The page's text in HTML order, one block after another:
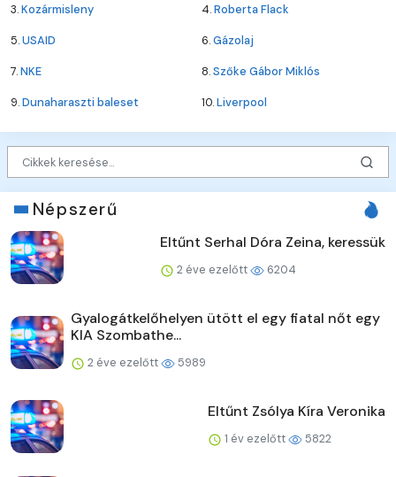
3.Kozármisleny 4.Roberta Flack
5.USAID 6.Gázolaj
7.NKE 8.Szőke Gábor Miklós
9.Dunaharaszti baleset 10.Liverpool
Népszerű
Eltűnt Serhal Dóra Zeina, keressük
2 éve ezelőtt 6204
Gyalogátkelőhelyen ütött el egy fiatal nőt egy
KIA Szombathe...
2 éve ezelőtt 5989
Eltűnt Zsólya Kíra Veronika
1 év ezelőtt 5822